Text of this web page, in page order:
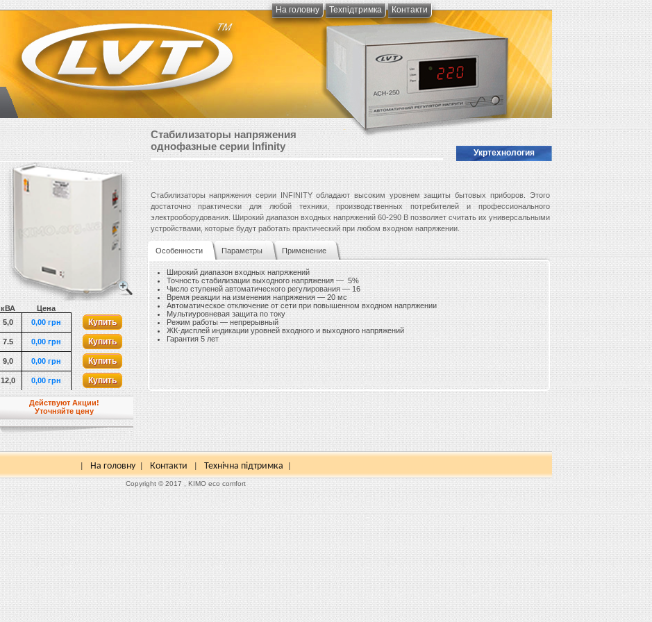
На головну Техпідтримка Контакти
Стабилизаторы напряжения
однофазные серии Infinity
Укртехнология
кВА
Цена
5,0
0,00 грн Купить
7.5 0,00 грн Купить
9,0 0,00 грн Купить
12,0 0,00 грн Купить
Действуют Акции!
Уточняйте цену
Стабилизаторы напряжения серии INFINITY обладают высоким уровнем защиты бытовых приборов. Этого
достаточно практически для любой техники, производственных потребителей и профессионального
электрооборудования. Широкий диапазон входных напряжений 60-290 В позволяет считать их универсальными
устройствами, которые будут работать практический при любом входном напряжении.
Особенности Параметры Применение
Широкий диапазон входных напряжений
Точность стабилизации выходного напряжения — 5%
Число ступеней автоматического регулирования — 16
Время реакции на изменения напряжения — 20 мс
Автоматическое отключение от сети при повышенном входном напряжении
Мультиуровневая защита по току
Режим работы — непрерывный
ЖК-дисплей индикации уровней входного и выходного напряжений
Гарантия 5 лет
На головну| Контакти Технічна підтримка
Copyright © 2017 , KIMO eco comfort